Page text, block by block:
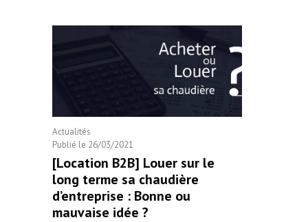
Actualités
Publié le 26/03/2021
[Location B2B] Louer sur le
long terme sa chaudière
d’entreprise : Bonne ou
mauvaise idée ?